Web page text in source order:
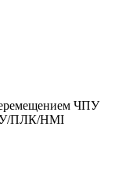
ЧПУ
ПЛК/HMI